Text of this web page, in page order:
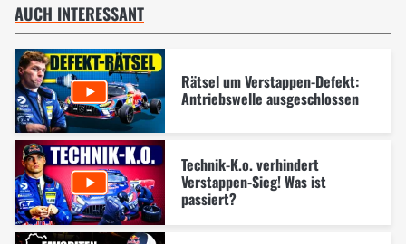
AUCH INTERESSANT
Rätsel um Verstappen-Defekt:
Antriebswelle ausgeschlossen
Technik-K.o. verhindert
Verstappen-Sieg! Was ist
passiert?